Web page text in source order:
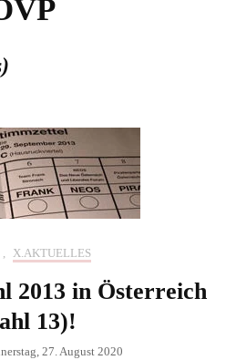
, X.AKTUELLES
2013 in Österreich
13)!
27. August 2020